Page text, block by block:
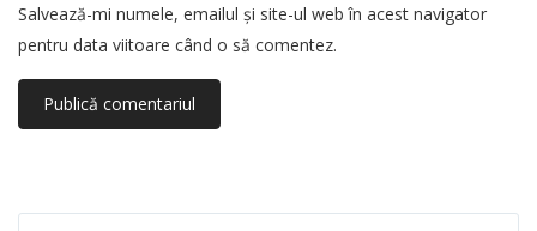
Salvează-mi numele, emailul și site-ul web în acest navigator
pentru data viitoare când o să comentez.